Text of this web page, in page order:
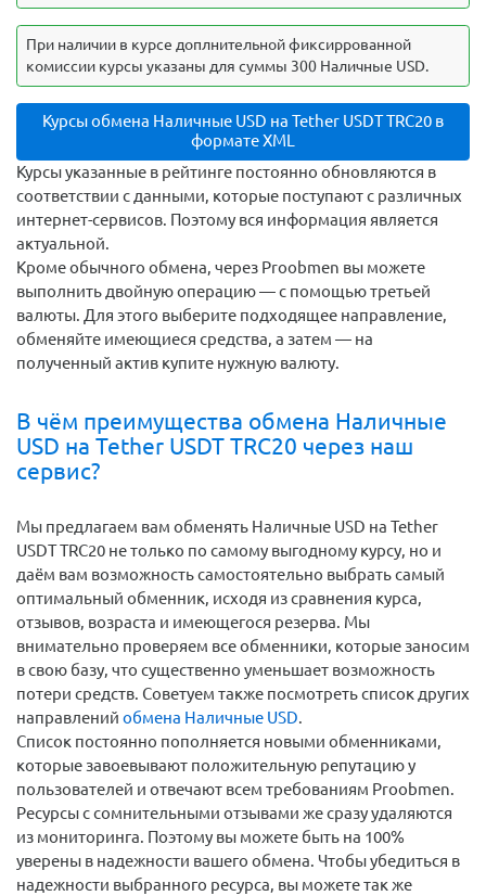
При наличии в курсе доплнительной фиксиррованной
комиссии курсы указаны для суммы 300 Наличные USD.
Курсы обмена Наличные USD на Tether USDT TRC20 в
формате XML
Курсы указанные в рейтинге постоянно обновляются в
соответствии с данными, которые поступают с различных
интернет-сервисов. Поэтому вся информация является
актуальной.
Кроме обычного обмена, через Proobmen вы можете
выполнить двойную операцию — с помощью третьей
валюты. Для этого выберите подходящее направление,
обменяйте имеющиеся средства, а затем — на
полученный актив купите нужную валюту.
В чём преимущества обмена Наличные
USD на Tether USDT TRC20 через наш
сервис?
Мы предлагаем вам обменять Наличные USD на Tether
USDT TRC20 не только по самому выгодному курсу, но и
даём вам возможность самостоятельно выбрать самый
оптимальный обменник, исходя из сравнения курса,
отзывов, возраста и имеющегося резерва. Мы
внимательно проверяем все обменники, которые заносим
в свою базу, что существенно уменьшает возможность
потери средств. Советуем также посмотреть список других
направлений обмена Наличные USD.
Список постоянно пополняется новыми обменниками,
которые завоевывают положительную репутацию у
пользователей и отвечают всем требованиям Proobmen.
Ресурсы с сомнительными отзывами же сразу удаляются
из мониторинга. Поэтому вы можете быть на 100%
уверены в надежности вашего обмена. Чтобы убедиться в
надежности выбранного ресурса, вы можете так же